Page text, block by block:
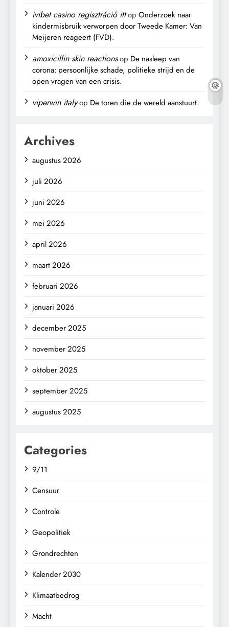
ivibet casino regisztráció ittop Onderzoek naar
kindermisbruik verworpen door Tweede Kamer: Van
Meijeren reageert (FVD).
amoxicillin skin reactionsop De nasleep van
corona: persoonlijke schade, politieke strijd en de
open vragen van een crisis.
viperwin italyop De toren die de wereld aanstuurt.
Archives
augustus 2026
juli 2026
juni 2026
mei 2026
april 2026
maart 2026
februari 2026
januari 2026
december 2025
november 2025
oktober 2025
september 2025
augustus 2025
Categories
9/11
Censuur
Controle
Geopolitiek
Grondrechten
Kalender 2030
Klimaatbedrog
Macht